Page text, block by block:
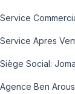
Service
Service Apres
Siège Social:
Agence Ben